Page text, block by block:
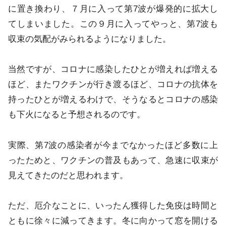
に置き換わり、７月に入って第7波が爆発的に拡大し
てしまいました。この９月に入ってやっと、第7波も
収束の気配がみられるようになりました。
当然ですが、コロナに感染したひとが増えれば増える
ほど、またワクチンが行き渡るほど、コロナの抗体を
持ったひとが増えるわけで、そうなるとコロナの感染
も下火になると予想されるのです。
実際、第7波の感染者が今までなかったほど多数に上
ったためと、ワクチンの普及もあって、急速に収束が
見えてきたのだと思われます。
ただ、厄介なことに、いったん獲得した免疫は時間と
ともに徐々に減ってきます。冬に向かって窓を開ける